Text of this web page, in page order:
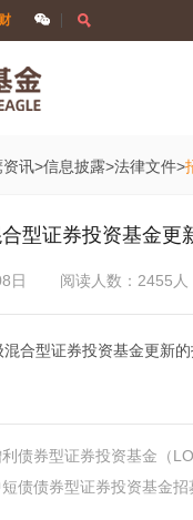
资讯>信息披露>法律文件>
型证券投资基金更
日 阅读人数：2455人
合型证券投资基金更新
债券型证券投资基金（
债债券型证券投资基金